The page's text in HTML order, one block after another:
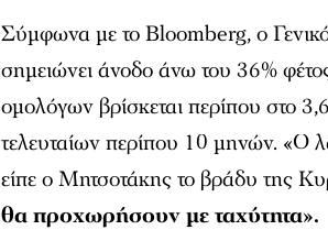
Σύμφωνα με το Bloomberg, ο
σημειώνει άνοδο άνω του 36%
ομολόγων βρίσκεται περίπου στο
τελευταίων περίπου 10 μηνών. «Ο
είπε ο Μητσοτάκης το βράδυ της
θα προχωρήσουν με ταχύτητα».